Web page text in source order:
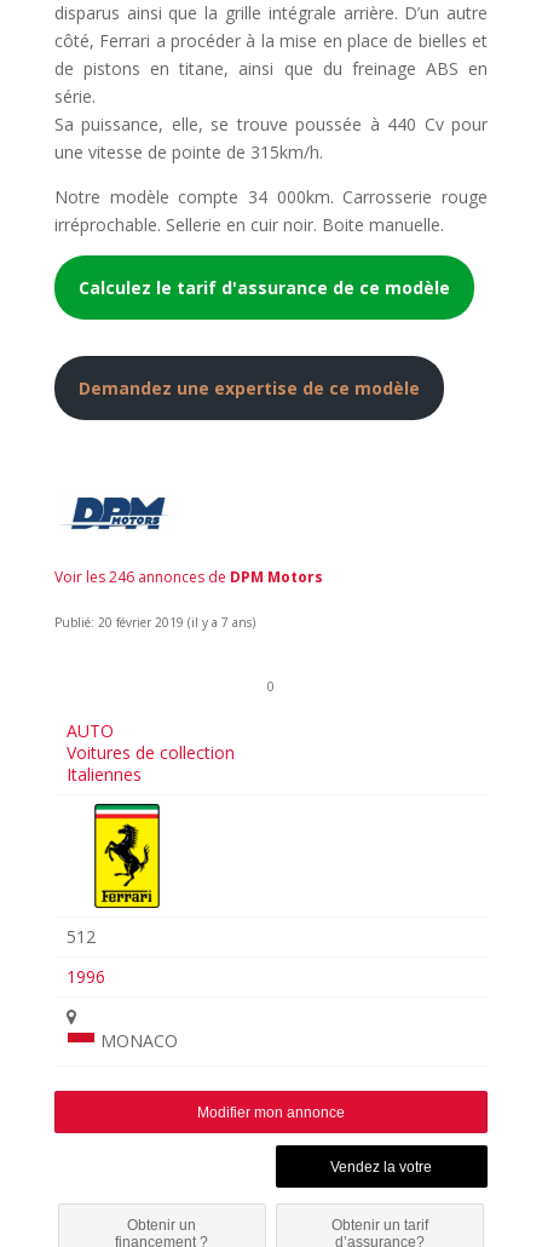
disparus ainsi que la grille intégrale arrière. D’un autre
côté, Ferrari a procéder à la mise en place de bielles et
de pistons en titane, ainsi que du freinage ABS en
série.
Sa puissance, elle, se trouve poussée à 440 Cv pour
une vitesse de pointe de 315km/h.
Notre modèle compte 34 000km. Carrosserie rouge
irréprochable. Sellerie en cuir noir. Boite manuelle.
Calculez le tarif d'assurance de ce modèle
Demandez une expertise de ce modèle
Voir les 246 annonces de DPM Motors
Publié: 20 février 2019 (il y a 7 ans)
0
AUTO
Voitures de collection
Italiennes
512
1996
MONACO
Modifier mon annonce
Obtenir un
financement ?
Obtenir un tarif
d’assurance?